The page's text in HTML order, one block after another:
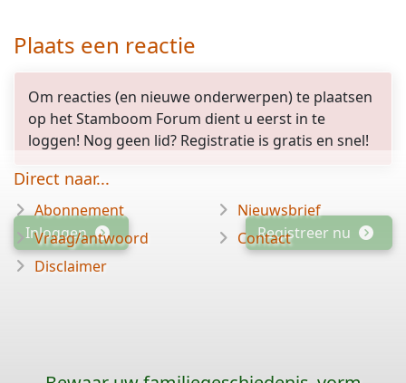
Plaats een reactie
Om reacties (en nieuwe onderwerpen) te plaatsen
op het Stamboom Forum dient u eerst in te
loggen! Nog geen lid? Registratie is gratis en snel!
Inloggen Registreer nu
Direct naar...
Abonnement
Vraag/antwoord
Disclaimer
Nieuwsbrief
Contact